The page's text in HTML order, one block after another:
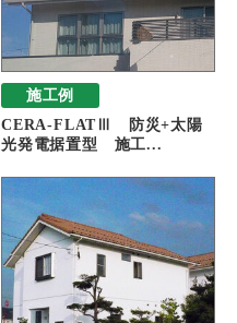
施工例
CERA-FLATⅢ 防災+太陽
光発電据置型 施工...